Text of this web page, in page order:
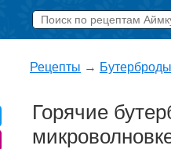
Рецепты → Бутерброды
Горячие